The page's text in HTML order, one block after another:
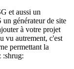
et aussi un
générateur de site
à votre projet
vu autrement, c'est
permettant la
:shrug: